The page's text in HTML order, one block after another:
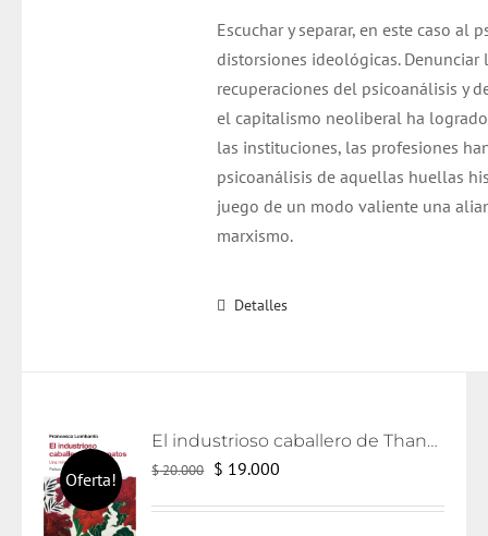
Escuchar y separar, en este caso al
distorsiones ideológicas. Denunciar
recuperaciones del psicoanálisis y
el capitalismo neoliberal ha logrado
las instituciones, las profesiones
psicoanálisis de aquellas huellas
juego de un modo valiente una
marxismo.
Detalles
Oferta!
El industrioso caballero de Thanatos
$20.000 El
$ 19.000